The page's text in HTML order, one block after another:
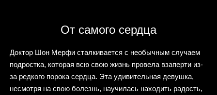
От самого сердца
Доктор Шон Мерфи сталкивается с необычным случаем
подростка, которая всю свою жизнь провела взаперти из-
за редкого порока сердца. Эта удивительная девушка,
несмотря на свою болезнь, научилась находить радость,